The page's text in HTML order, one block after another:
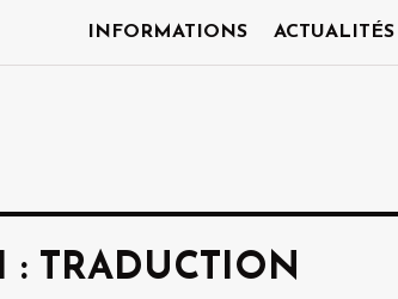
INFORMATIONS ACTUALITÉS
: TRADUCTION